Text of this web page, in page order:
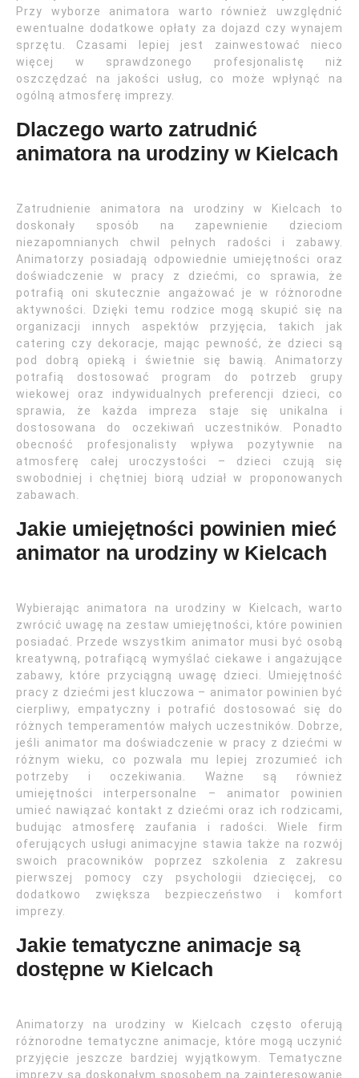
Przy wyborze animatora warto również uwzględnić
ewentualne dodatkowe opłaty za dojazd czy wynajem
sprzętu. Czasami lepiej jest zainwestować nieco
więcej w sprawdzonego profesjonalistę niż
oszczędzać na jakości usług, co może wpłynąć na
ogólną atmosferę imprezy.
Dlaczego warto zatrudnić
animatora na urodziny w Kielcach
Zatrudnienie animatora na urodziny w Kielcach to
doskonały sposób na zapewnienie dzieciom
niezapomnianych chwil pełnych radości i zabawy.
Animatorzy posiadają odpowiednie umiejętności oraz
doświadczenie w pracy z dziećmi, co sprawia, że
potrafią oni skutecznie angażować je w różnorodne
aktywności. Dzięki temu rodzice mogą skupić się na
organizacji innych aspektów przyjęcia, takich jak
catering czy dekoracje, mając pewność, że dzieci są
pod dobrą opieką i świetnie się bawią. Animatorzy
potrafią dostosować program do potrzeb grupy
wiekowej oraz indywidualnych preferencji dzieci, co
sprawia, że każda impreza staje się unikalna i
dostosowana do oczekiwań uczestników. Ponadto
obecność profesjonalisty wpływa pozytywnie na
atmosferę całej uroczystości – dzieci czują się
swobodniej i chętniej biorą udział w proponowanych
zabawach.
Jakie umiejętności powinien mieć
animator na urodziny w Kielcach
Wybierając animatora na urodziny w Kielcach, warto
zwrócić uwagę na zestaw umiejętności, które powinien
posiadać. Przede wszystkim animator musi być osobą
kreatywną, potrafiącą wymyślać ciekawe i angażujące
zabawy, które przyciągną uwagę dzieci. Umiejętność
pracy z dziećmi jest kluczowa – animator powinien być
cierpliwy, empatyczny i potrafić dostosować się do
różnych temperamentów małych uczestników. Dobrze,
jeśli animator ma doświadczenie w pracy z dziećmi w
różnym wieku, co pozwala mu lepiej zrozumieć ich
potrzeby i oczekiwania. Ważne są również
umiejętności interpersonalne – animator powinien
umieć nawiązać kontakt z dziećmi oraz ich rodzicami,
budując atmosferę zaufania i radości. Wiele firm
oferujących usługi animacyjne stawia także na rozwój
swoich pracowników poprzez szkolenia z zakresu
pierwszej pomocy czy psychologii dziecięcej, co
dodatkowo zwiększa bezpieczeństwo i komfort
imprezy.
Jakie tematyczne animacje są
dostępne w Kielcach
Animatorzy na urodziny w Kielcach często oferują
różnorodne tematyczne animacje, które mogą uczynić
przyjęcie jeszcze bardziej wyjątkowym. Tematyczne
imprezy są doskonałym sposobem na zainteresowanie